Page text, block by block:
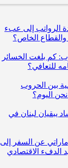
الرواتب إلى عبء
الخاص؟
كم بلغت الخسائر
للتعافي؟
بين الحروب
اليوم؟
يبقيان لبنان في
عن السفر إلى
الدفء الاقتصادي